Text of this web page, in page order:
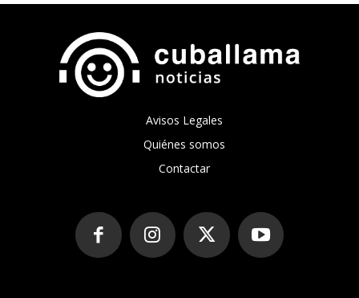
Avisos Legales
Quiénes somos
Contactar